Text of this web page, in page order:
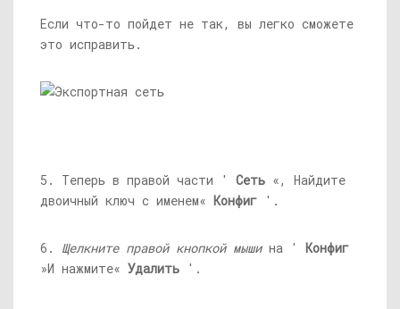
Если что-то пойдет не так, вы легко сможете
это исправить.
5. Теперь в правой части ' Сеть «, Найдите
двоичный ключ с именем« Конфиг '.
6. Щелкните правой кнопкой мышина ' Конфиг
»И нажмите« Удалить '.